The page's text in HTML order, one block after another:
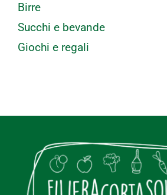
Birre
Succhi e bevande
Giochi e regali